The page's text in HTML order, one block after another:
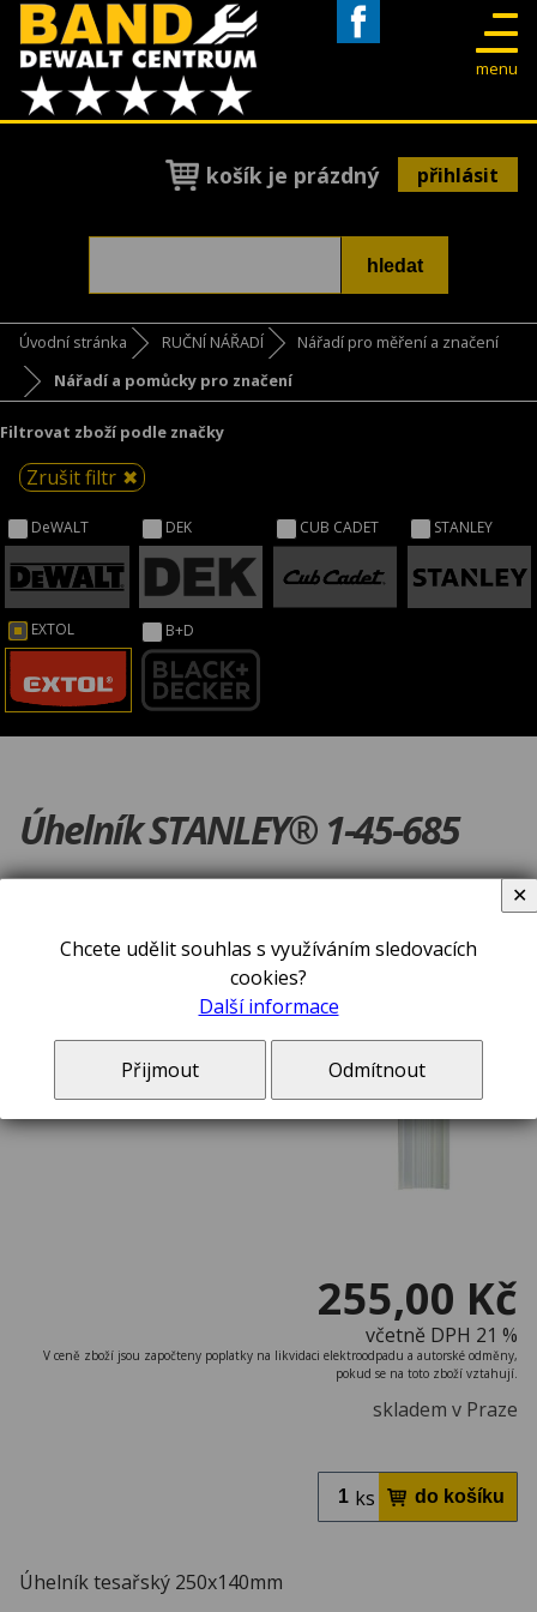
menu
košík je prázdný přihlásit
Úvodní stránka RUČNÍ NÁŘADÍ
Nářadí pro měření a značení
Nářadí a pomůcky pro značení
Filtrovat zboží podle značky
Zrušit filtr
DeWALT DEK CUB CADET STANLEY
EXTOL B+D
Úhelník STANLEY® 1-45-685
255,00 Kč
včetně DPH 21 %
V ceně zboží jsou započteny poplatky na likvidaci elektroodpadu a autorské odměny,
pokud se na toto zboží vztahují.
skladem v Praze
ks
Úhelník tesařský 250x140mm
Chcete udělit souhlas s využíváním sledovacích
cookies?
Další informace
Přijmout Odmítnout
✕